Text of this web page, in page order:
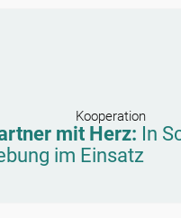
Kooperation
mit Herz: In
im Einsatz